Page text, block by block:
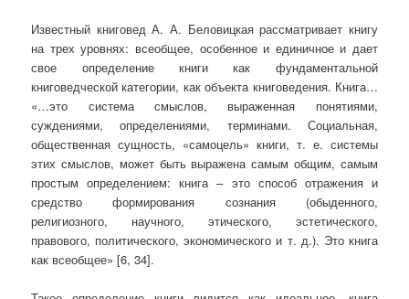
Известный книговед А. А. Беловицкая рассматривает книгу
на трех уровнях: всеобщее, особенное и единичное и дает
свое определение книги как фундаментальной
книговедческой категории, как объекта книговедения. Книга…
«…это система смыслов, выраженная понятиями,
суждениями, определениями, терминами. Социальная,
общественная сущность, «самоцель» книги, т. е. системы
этих смыслов, может быть выражена самым общим, самым
простым определением: книга – это способ отражения и
средство формирования сознания (обыденного,
религиозного, научного, этического, эстетического,
правового, политического, экономического и т. д.). Это книга
как всеобщее» [6, 34].